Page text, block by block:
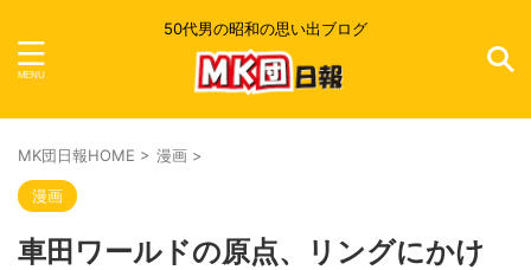
50代男の昭和の思い出ブログ
MK団日報HOME > 漫画 >
漫画
車田ワールドの原点、リングにかけ